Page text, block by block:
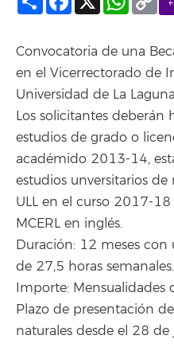
Convocatoria de una
en el Vicerrectorado de
Universidad de La
Los solicitantes deberán
estudios de grado o
académido 2013-14,
estudios unversitarios
ULL en el curso 2017-
MCERL en inglés.
Duración: 12 meses
de 27,5 horas semanales.
Importe: Mensualidades
Plazo de presentación
naturales desde el 28